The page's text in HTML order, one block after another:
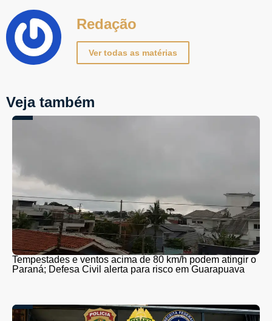
Redação
Ver todas as matérias
Veja também
Tempestades e ventos acima de 80 km/h podem atingir o
Paraná; Defesa Civil alerta para risco em Guarapuava